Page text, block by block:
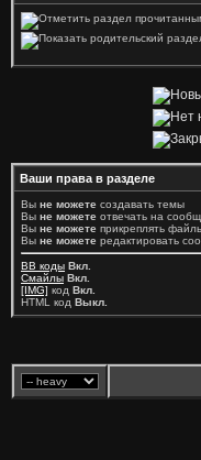
Ваши права в разделе
Вы не можете создавать темы
Вы не можете отвечать на
Вы не можете прикреплять
Вы не можете редактировать
BB коды Вкл.
Смайлы Вкл.
[IMG] код Вкл.
HTML код Выкл.